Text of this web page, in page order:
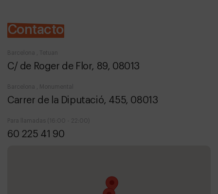
Contacto
Barcelona , Tetuan
C/ de Roger de Flor, 89, 08013
Barcelona , Monumental
Carrer de la Diputació, 455, 08013
Para llamadas (16:00 - 22:00)
60 225 41 90